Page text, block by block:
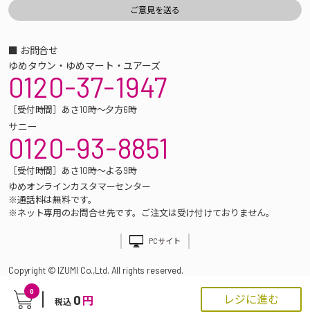
0
税込 0 円 レジに進む
■ お問合せ
ゆめタウン・ゆめマート・ユアーズ
0120-37-1947
［受付時間］あさ10時～夕方6時
サニー
0120-93-8851
［受付時間］あさ10時～よる9時
ゆめオンラインカスタマーセンター
※通話料は無料です。
※ネット専用のお問合せ先です。ご注文は受け付けておりません。
PCサイト
Copyright © IZUMI Co.,Ltd. All rights reserved.